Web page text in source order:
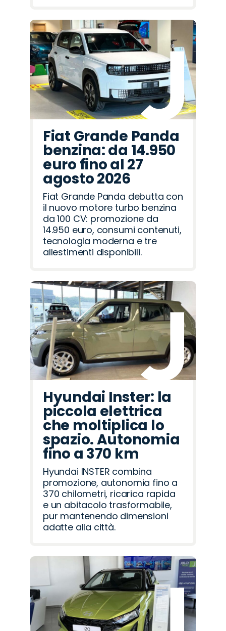
Fiat Grande Panda
benzina: da 14.950
euro fino al 27
agosto 2026
Fiat Grande Panda debutta con
il nuovo motore turbo benzina
da 100 CV: promozione da
14.950 euro, consumi contenuti,
tecnologia moderna e tre
allestimenti disponibili.
Hyundai Inster: la
piccola elettrica
che moltiplica lo
spazio. Autonomia
fino a 370 km
Hyundai INSTER combina
promozione, autonomia fino a
370 chilometri, ricarica rapida
e un abitacolo trasformabile,
pur mantenendo dimensioni
adatte alla città.